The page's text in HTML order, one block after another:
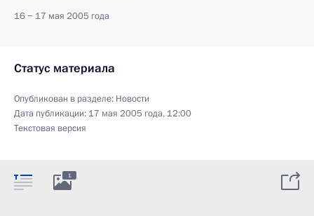
16 − 17 мая 2005 года
Статус материала
Опубликован в разделе: Новости
Дата публикации: 17 мая 2005 года, 12:00
Текстовая версия
1